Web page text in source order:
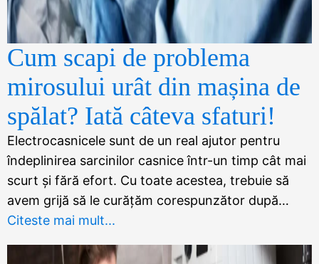
Cum scapi de problema
mirosului urât din mașina de
spălat? Iată câteva sfaturi!
Electrocasnicele sunt de un real ajutor pentru
îndeplinirea sarcinilor casnice într-un timp cât mai
scurt și fără efort. Cu toate acestea, trebuie să
avem grijă să le curățăm corespunzător după…
Citeste mai mult...